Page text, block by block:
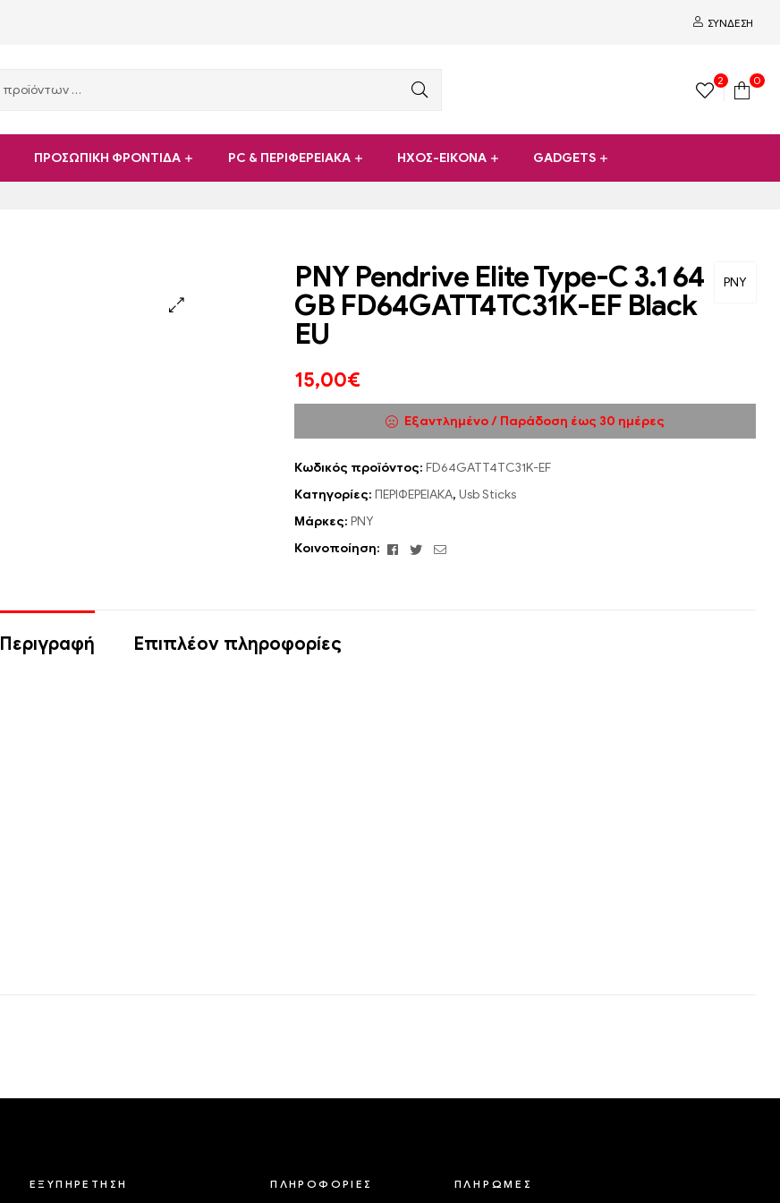
ΣΎΝΔΕΣΗ
2 0
ΠΡΟΣΩΠΙΚΗ ΦΡΟΝΤΙΔΑ PC & ΠΕΡΙΦΕΡΕΙΑΚΑ ΗΧΟΣ-ΕΙΚΟΝΑ GADGETS
PNY
PNY Pendrive Elite Type-C 3.1 64
GB FD64GATT4TC31K-EF Black
EU
15,00€
Εξαντλημένο / Παράδοση έως 30 ημέρες
Κωδικός προϊόντος: FD64GATT4TC31K-EF
Κατηγορίες: ΠΕΡΙΦΕΡΕΙΑΚΑ, Usb Sticks
Μάρκες: PNY
Κοινοποίηση:
Facebook
TwitterEmail
Περιγραφή Επιπλέον πληροφορίες
ΕΞΥΠΗΡΕΤΗΣΗ ΠΛΗΡΟΦΟΡΙΕΣ ΠΛΗΡΩΜΕΣ